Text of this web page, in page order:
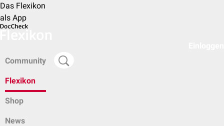
Das Flexikon
als App
Community
Flexikon
Shop
News